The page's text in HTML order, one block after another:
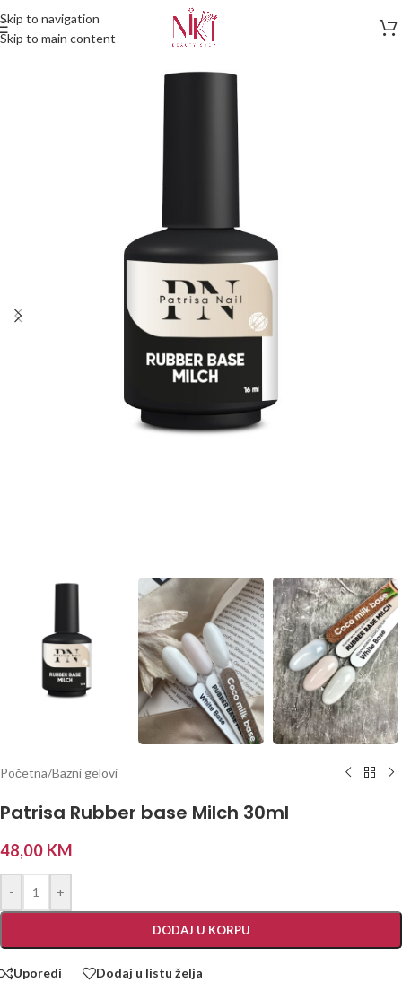
Skip to navigation
Skip to main content
Početna/Bazni gelovi
Patrisa Rubber base Milch 30ml
48,00 KM
- +
DODAJ U KORPU
Uporedi Dodaj u listu želja